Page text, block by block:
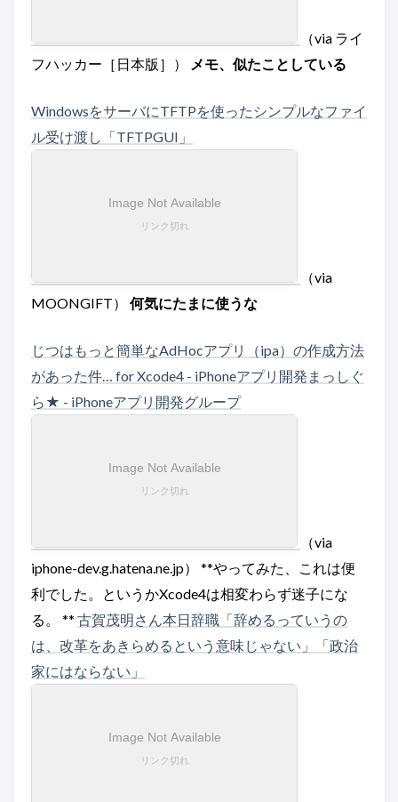
（via ライ
フハッカー［日本版］）
メモ、似たことしている
WindowsをサーバにTFTPを使ったシンプルなファイ
ル受け渡し「TFTPGUI」
（via
MOONGIFT） 何気にたまに使うな
じつはもっと簡単なAdHocアプリ（ipa）の作成方法
があった件… for Xcode4 - iPhoneアプリ開発まっしぐ
ら★ - iPhoneアプリ開発グループ
（via
iphone-dev.g.hatena.ne.jp） **やってみた、これは便
利でした。というかXcode4は相変わらず迷子にな
る。 ** 古賀茂明さん本日辞職「辞めるっていうの
は、改革をあきらめるという意味じゃない」「政治
家にはならない」